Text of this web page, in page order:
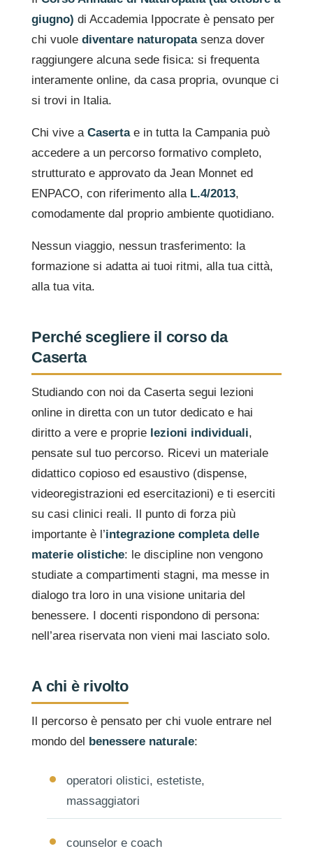
giugno) di Accademia Ippocrate è pensato per
chi vuole diventare naturopatasenza dover
raggiungere alcuna sede fisica: si frequenta
interamente online, da casa propria, ovunque ci
si trovi in Italia.
Chi vive a Casertae in tutta la Campania può
accedere a un percorso formativo completo,
strutturato e approvato da Jean Monnet ed
ENPACO, con riferimento alla L.4/2013,
comodamente dal proprio ambiente quotidiano.
Nessun viaggio, nessun trasferimento: la
formazione si adatta ai tuoi ritmi, alla tua città,
alla tua vita.
Perché scegliere il corso da
Caserta
Studiando con noi da Caserta segui lezioni
online in diretta con un tutor dedicato e hai
diritto a vere e proprie lezioni individuali,
pensate sul tuo percorso. Ricevi un materiale
didattico copioso ed esaustivo (dispense,
videoregistrazioni ed esercitazioni) e ti eserciti
su casi clinici reali. Il punto di forza più
importante è l’integrazione completa delle
materie olistiche: le discipline non vengono
studiate a compartimenti stagni, ma messe in
dialogo tra loro in una visione unitaria del
benessere. I docenti rispondono di persona:
nell’area riservata non vieni mai lasciato solo.
A chi è rivolto
Il percorso è pensato per chi vuole entrare nel
mondo del
benessere naturale:
operatori olistici, estetiste,
massaggiatori
counselor e coach